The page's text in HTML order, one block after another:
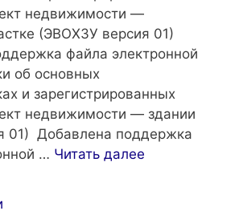
недвижимости —
(ЭВОХЗУ версия 01)
файла электронной
об основных
и зарегистрированных
недвижимости — здании
01) Добавлена поддержка
… Читать далее